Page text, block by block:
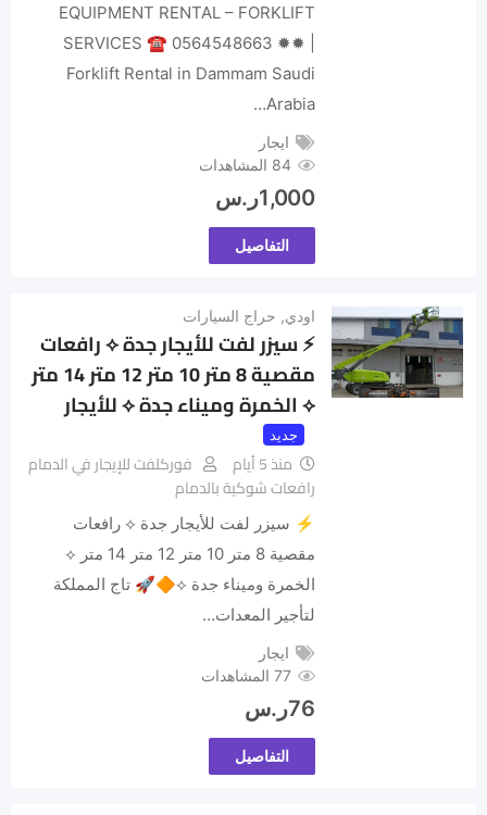
EQUIPMENT RENTAL – FORKLIFT
SERVICES ☎ 0564548663 ✹✹ |
Forklift Rental in Dammam Saudi
Arabia…
ايجار
84 المشاهدات
1,000ر.س
التفاصيل
اودي, حراج السيارات
​⚡ سيزر لفت للأيجار جدة ⟡ رافعات
مقصية 8 متر 10 متر 12 متر 14 متر
⟡ الخمرة وميناء جدة ⟡ للأيجار
جديد
منذ 5 أيام
فوركلفت للإيجار في الدمام
رافعات شوكية بالدمام
​⚡ سيزر لفت للأيجار جدة ⟡ رافعات
مقصية 8 متر 10 متر 12 متر 14 متر ⟡
الخمرة وميناء جدة ⟡🔶🚀 تاج المملكة
لتأجير المعدات…
ايجار
77 المشاهدات
76ر.س
التفاصيل